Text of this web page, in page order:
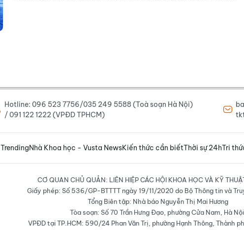
Hotline: 096 523 7756/035 249 5588 (Toà soạn Hà Nội)
/ 091 122 1222 (VPĐD TPHCM)
TrendingNhà Khoa học - Vusta NewsKiến thức cần biếtThời sự 24hTri
CƠ QUAN CHỦ QUẢN: LIÊN HIỆP CÁC HỘI KHOA HỌC VÀ KỸ
Giấy phép: Số 536/GP-BTTTT ngày 19/11/2020 do Bộ Thông tin và
Tổng Biên tập: Nhà báo Nguyễn Thị Mai Hương
Tòa soạn: Số 70 Trần Hưng Đạo, phường Cửa Nam, Hà Nội.
VPĐD tại TP.HCM: 590/24 Phan Văn Trị, phường Hạnh Thông, Thành